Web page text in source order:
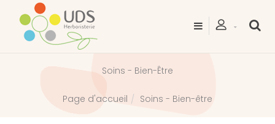
Soins - Bien-Être
Page d'accueil Soins - Bien-être